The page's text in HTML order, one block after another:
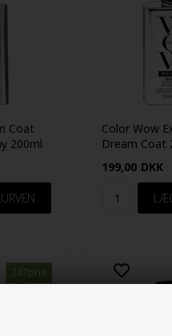
Coat
200ml
Color Wow
Dream Coat
199,00 DKK
247pris